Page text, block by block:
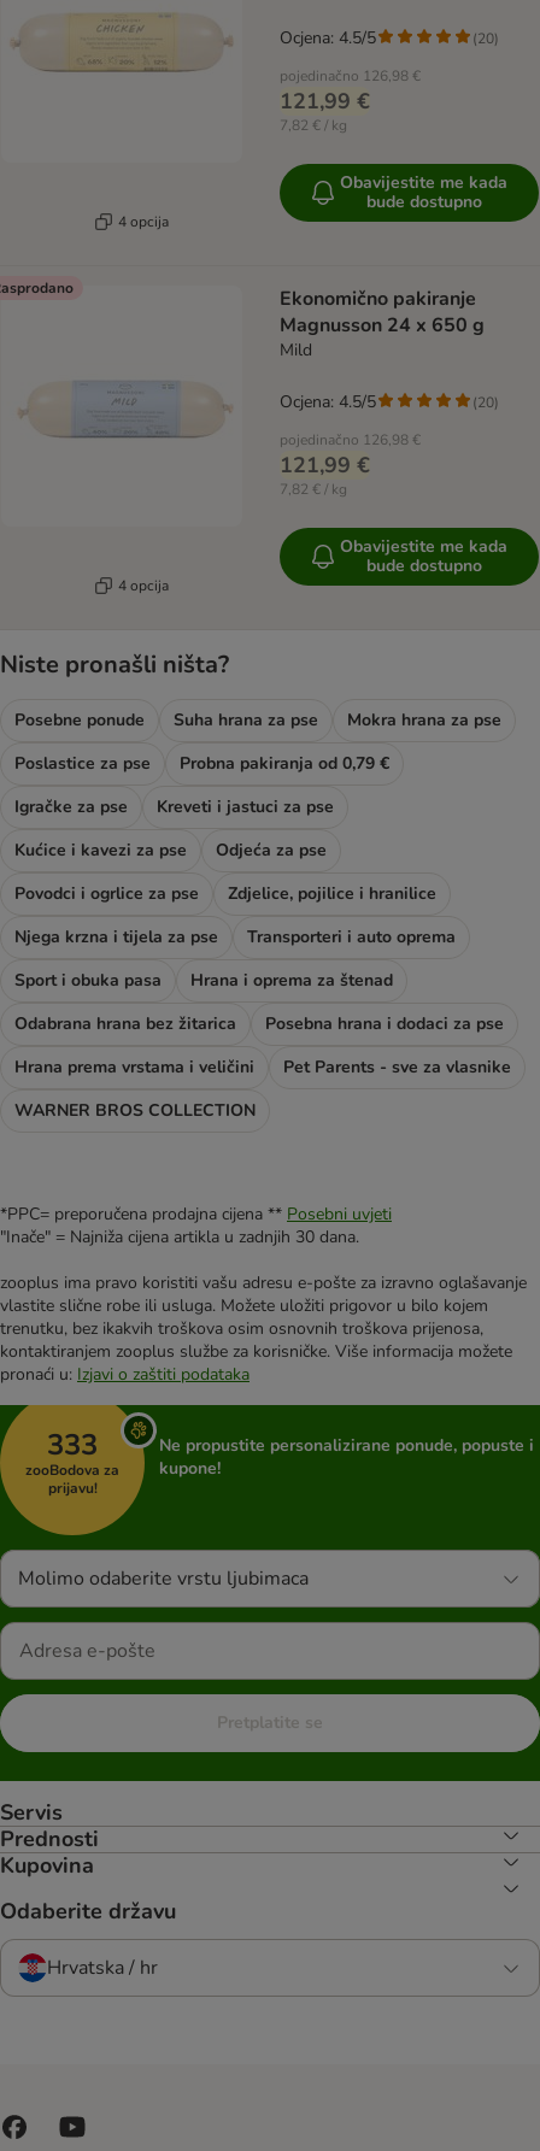
4 opcija
pojedinačno 126,98 €
121,99 €
7,82 € / kg
Ocjena: 4.5/5 (20)
Obavijestite me kada
bude dostupno
4 opcija
Ekonomično pakiranje
Magnusson 24 x 650 g
Mild
pojedinačno 126,98 €
121,99 €
7,82 € / kg
Ocjena: 4.5/5 (20)
Obavijestite me kada
bude dostupno
Niste pronašli ništa?
Posebne ponude Suha hrana za pse
Mokra hrana za pse
Poslastice za pse
Probna pakiranja od 0,79 €
Igračke za pse
Kreveti i jastuci za pse
Kućice i kavezi za pse
Odjeća za pse
Povodci i ogrlice za pse
Zdjelice, pojilice i hranilice
Njega krzna i tijela za pse
Transporteri i auto oprema
Sport i obuka pasa
Hrana i oprema za štenad
Odabrana hrana bez žitarica
Posebna hrana i dodaci za pse
Hrana prema vrstama i veličini
Pet Parents - sve za vlasnike
WARNER BROS COLLECTION
*PPC= preporučena prodajna cijena ** Posebni uvjeti
"Inače" = Najniža cijena artikla u zadnjih 30 dana.
zooplus ima pravo koristiti vašu adresu e-pošte za izravno oglašavanje
vlastite slične robe ili usluga. Možete uložiti prigovor u bilo kojem
trenutku, bez ikakvih troškova osim osnovnih troškova prijenosa,
kontaktiranjem zooplus službe za korisničke. Više informacija možete
pronaći u: Izjavi o zaštiti podataka
333
zooBodova za
prijavu!
Ne propustite personalizirane ponude, popuste i
kupone!
Molimo odaberite vrstu ljubimaca
Pretplatite se
Servis
Prednosti
Kupovina
Odaberite državu
Hrvatska / hr